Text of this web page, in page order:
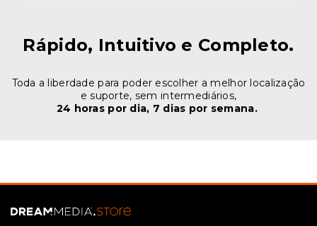
Rápido, Intuitivo e Completo.
Toda a liberdade para poder escolher a melhor localização
e suporte, sem intermediários,
24 horas por dia, 7 dias por semana.